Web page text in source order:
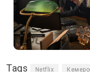
Tags Netflix